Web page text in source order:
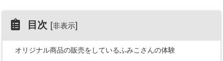
目次 [非表示]
オリジナル商品の販売をしているふみこさんの体験